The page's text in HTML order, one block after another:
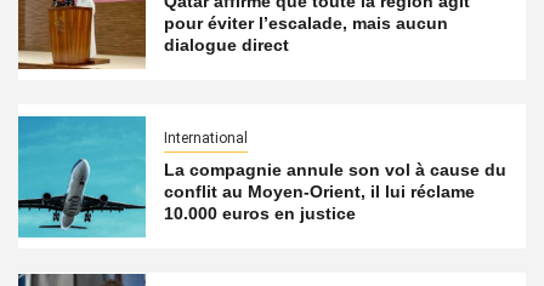
pour éviter l’escalade, mais aucun
dialogue direct
International
La compagnie annule son vol à cause du
conflit au Moyen-Orient, il lui réclame
10.000 euros en justice